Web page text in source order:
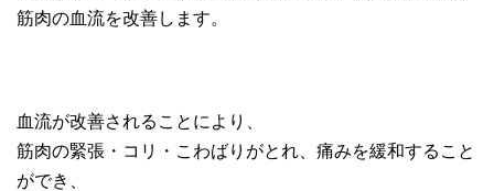
筋肉の血流を改善します。
血流が改善されることにより、
筋肉の緊張・コリ・こわばりがとれ、痛みを緩和すること
ができ、